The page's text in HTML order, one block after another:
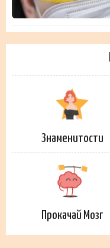
Знаменитости
Прокачай Мозг